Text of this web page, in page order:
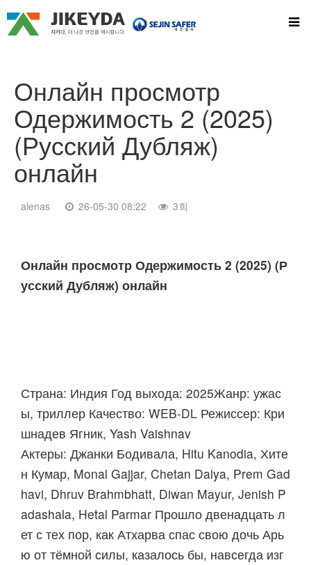
Онлайн просмотр
Одержимость 2 (2025)
(Русский Дубляж)
онлайн
alenas 26-05-30 08:22 3회
본문
Онлайн просмотр Одержимость 2 (2025) (Р
усский Дубляж) онлайн
Страна: Индия Год выхода: 2025Жанр: ужас
ы, триллер Качество: WEB-DL Режиссер: Кри
шнадев Ягник, Yash Vaishnav
Актеры: Джанки Бодивала, Hitu Kanodia, Хите
н Кумар, Monal Gajjar, Chetan Daiya, Prem Gad
havi, Dhruv Brahmbhatt, Diwan Mayur, Jenish P
adashala, Hetal Parmar Прошло двенадцать л
ет с тех пор, как Атхарва спас свою дочь Арь
ю от тёмной силы, казалось бы, навсегда изг